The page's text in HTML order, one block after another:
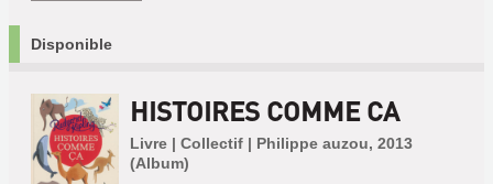
Disponible
HISTOIRES COMME CA
Livre | Collectif | Philippe auzou, 2013
(Album)